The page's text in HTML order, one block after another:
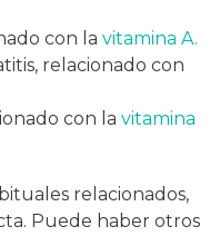
con la vitamina A.
relacionado con
con la vitamina
relacionados,
Puede haber otros